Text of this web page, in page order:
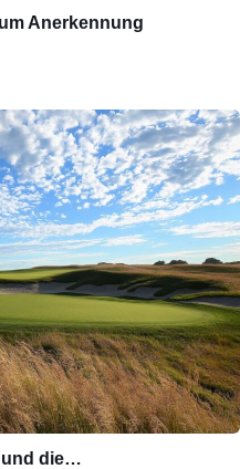
Anerkennung
und die…